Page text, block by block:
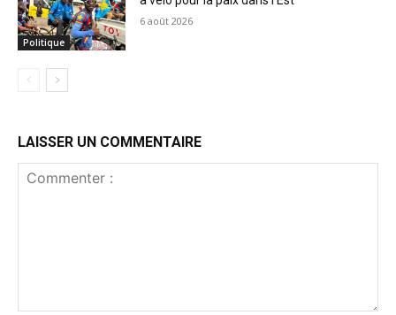
Politique
6 août 2026
LAISSER UN COMMENTAIRE